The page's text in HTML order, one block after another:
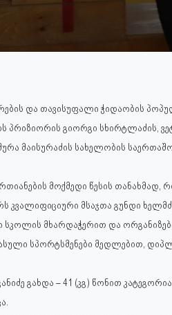
და თავისუფალი ჭიდაობის
პრიზიორის გიორგი სხირტლაძის,
მაისურაძის სახელობის
მოქმედი წესის
კვალიფიციური მსაჯთა გუნდი
მხარდაჭერით და
სპორტსმენები მედლებით,
გახდა – 41 (კგ) წონით